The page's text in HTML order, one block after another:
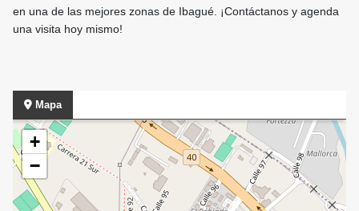
en una de las mejores zonas de Ibagué. ¡Contáctanos y agenda
una visita hoy mismo!
Mapa
+
−